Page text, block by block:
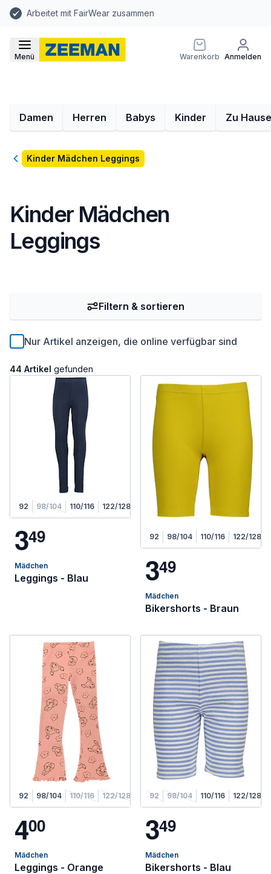
Arbeitet mit FairWear zusammen
Menü Warenkorb Anmelden
Damen Herren Babys Kinder Zu Hause
ZurückKinder Mädchen Leggings
Kinder Mädchen
Leggings
Nur Artikel anzeigen, die online verfügbar sind
44 Artikel gefunden
Filtern & sortieren
92 98/104 110/116 122/128
349
Mädchen
Leggings - Blau
92 98/104 110/116 122/128
349
Mädchen
Bikershorts - Braun
92 98/104 110/116 122/128
400
Mädchen
Leggings - Orange
92 98/104 110/116 122/128
349
Mädchen
Bikershorts - Blau